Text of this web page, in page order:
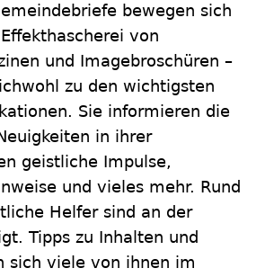
bewegen sich
von
und Imagebroschüren –
zu den wichtigsten
Sie informieren die
in ihrer
geistliche Impulse,
und vieles mehr. Rund
Helfer sind an der
Tipps zu Inhalten und
sich viele von ihnen im